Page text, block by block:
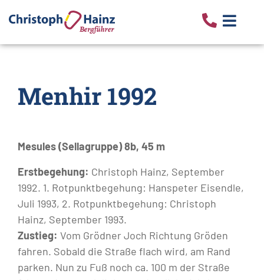
Menhir 1992
Mesules (Sellagruppe) 8b, 45 m
Erstbegehung: Christoph Hainz, September
1992. 1. Rotpunktbegehung: Hanspeter Eisendle,
Juli 1993, 2. Rotpunktbegehung: Christoph
Hainz, September 1993.
Zustieg: Vom Grödner Joch Richtung Gröden
fahren. Sobald die Straße flach wird, am Rand
parken. Nun zu Fuß noch ca. 100 m der Straße